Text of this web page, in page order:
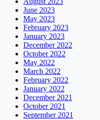
June 2023
May 2023
February 2023
January 2023
December 2022
October 2022
May 2022
March 2022
February 2022
January 2022
December 2021
October 2021
September 2021